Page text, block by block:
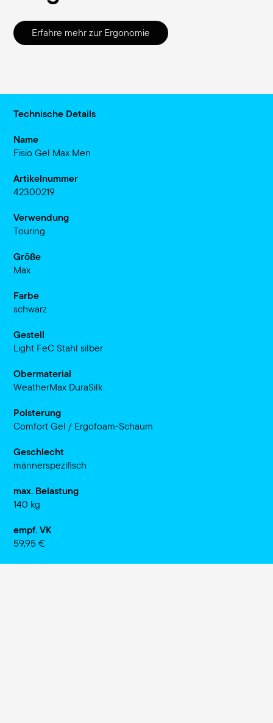
Erfahre mehr zur Ergonomie
Technische Details
Name
Fisio Gel Max Men
Artikelnummer
42300219
Verwendung
Touring
Größe
Max
Farbe
schwarz
Gestell
Light FeC Stahl silber
Obermaterial
WeatherMax DuraSilk
Polsterung
Comfort Gel / Ergofoam-Schaum
Geschlecht
männerspezifisch
max. Belastung
140 kg
empf. VK
59,95 €